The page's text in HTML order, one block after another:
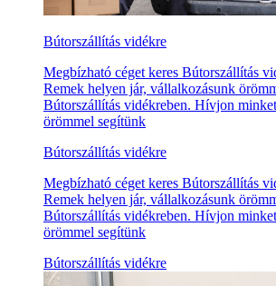
Bútorszállítás vidékre
Megbízható céget keres Bútorszállítás
Remek helyen jár, vállalkozásunk
Bútorszállítás vidékreben. Hívjon
örömmel segítünk
Bútorszállítás vidékre
Megbízható céget keres Bútorszállítás
Remek helyen jár, vállalkozásunk
Bútorszállítás vidékreben. Hívjon
örömmel segítünk
Bútorszállítás vidékre